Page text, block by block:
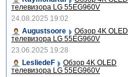
телевизора LG 55EG960V
24.08.2025 19:02
Augustsoore
Обзор 4K OLED
телевизора LG 55EG960V
23.06.2025 19:28
LesliedeF
Обзор 4K OLED
телевизора LG 55EG960V